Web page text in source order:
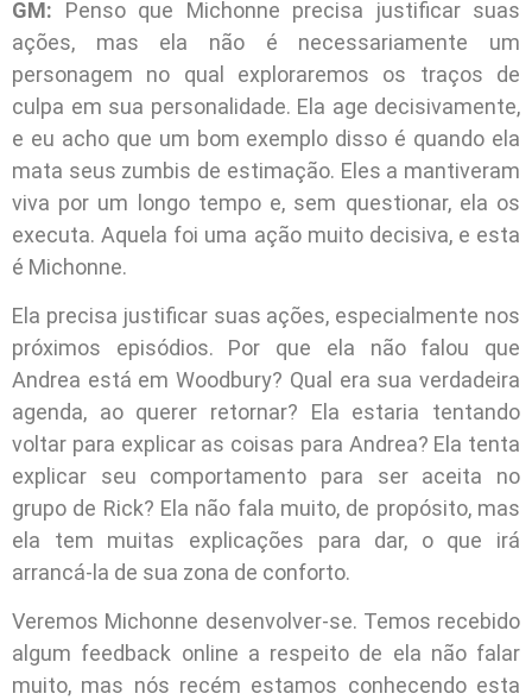
GM: Penso que Michonne precisa justificar suas
ações, mas ela não é necessariamente um
personagem no qual exploraremos os traços de
culpa em sua personalidade. Ela age decisivamente,
e eu acho que um bom exemplo disso é quando ela
mata seus zumbis de estimação. Eles a mantiveram
viva por um longo tempo e, sem questionar, ela os
executa. Aquela foi uma ação muito decisiva, e esta
é Michonne.
Ela precisa justificar suas ações, especialmente nos
próximos episódios. Por que ela não falou que
Andrea está em Woodbury? Qual era sua verdadeira
agenda, ao querer retornar? Ela estaria tentando
voltar para explicar as coisas para Andrea? Ela tenta
explicar seu comportamento para ser aceita no
grupo de Rick? Ela não fala muito, de propósito, mas
ela tem muitas explicações para dar, o que irá
arrancá-la de sua zona de conforto.
Veremos Michonne desenvolver-se. Temos recebido
algum feedback online a respeito de ela não falar
muito, mas nós recém estamos conhecendo esta